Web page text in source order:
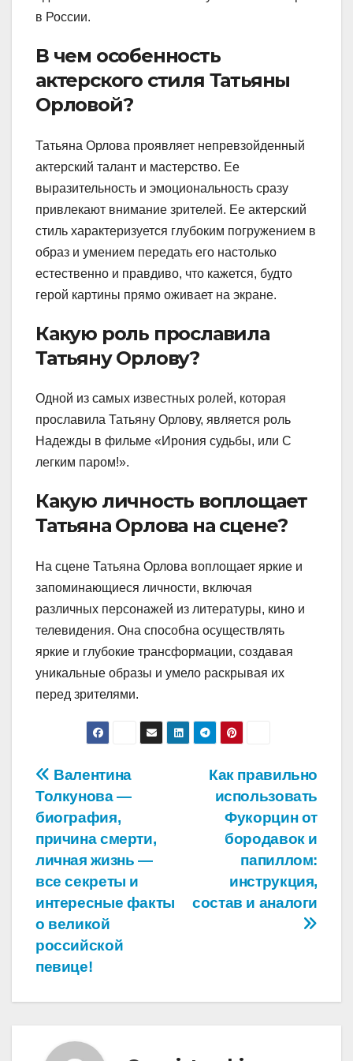
в России.
В чем особенность
актерского стиля Татьяны
Орловой?
Татьяна Орлова проявляет непревзойденный
актерский талант и мастерство. Ее
выразительность и эмоциональность сразу
привлекают внимание зрителей. Ее актерский
стиль характеризуется глубоким погружением в
образ и умением передать его настолько
естественно и правдиво, что кажется, будто
герой картины прямо оживает на экране.
Какую роль прославила
Татьяну Орлову?
Одной из самых известных ролей, которая
прославила Татьяну Орлову, является роль
Надежды в фильме «Ирония судьбы, или С
легким паром!».
Какую личность воплощает
Татьяна Орлова на сцене?
На сцене Татьяна Орлова воплощает яркие и
запоминающиеся личности, включая
различных персонажей из литературы, кино и
телевидения. Она способна осуществлять
яркие и глубокие трансформации, создавая
уникальные образы и умело раскрывая их
перед зрителями.
Навигация
по
записям
Как правильно
использовать
Фукорцин от
бородавок и
папиллом:
инструкция,
состав и аналоги
Валентина
Толкунова —
биография,
причина смерти,
личная жизнь —
все секреты и
интересные факты
о великой
российской
певице!